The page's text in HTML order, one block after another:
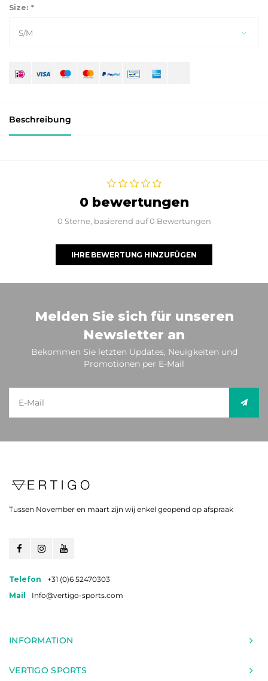
Size: *
S/M
Beschreibung
0 bewertungen
0 Sterne, basierend auf 0 Bewertungen
IHRE BEWERTUNG HINZUFÜGEN
Melden Sie sich für unseren
Newsletter an
Bekommen Sie letzten Updates, Neuigkeiten und
Promotionen per E-Mail
Tussen November en maart zijn wij enkel geopend op afspraak
Telefon
+31 (0)6 52470303
Mail
Info@vertigo-sports.com
INFORMATION
VERTIGO SPORTS